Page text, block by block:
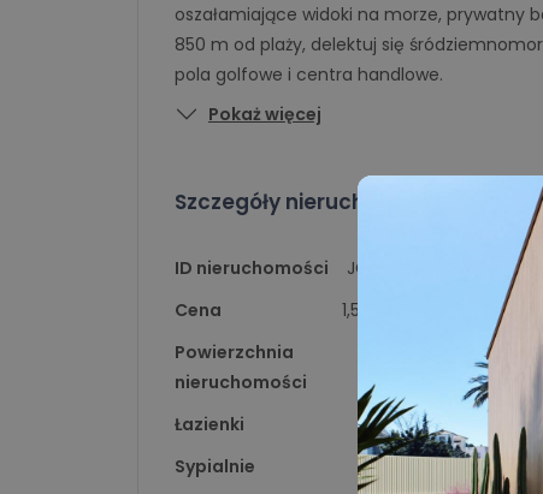
oszałamiające widoki na morze, prywatny
850 m od plaży, delektuj się
pola golfowe i centra handlowe.
Pokaż więcej
Szczegóły nieruchomości
ID nieruchomości
JG10042
Cena
1,550,000
Powierzchnia
nieruchomości
Łazienki
4
Sypialnie
4